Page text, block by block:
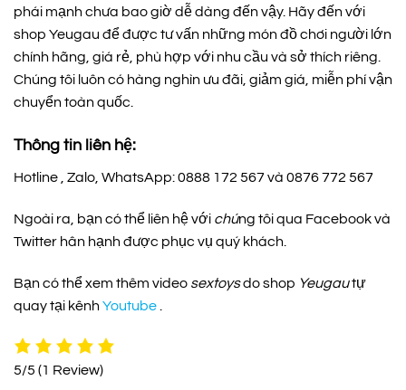
phái mạnh chưa bao giờ dễ dàng đến vậy. Hãy đến với
shop Yeugau để được tư vấn những món đồ chơi người lớn
chính hãng, giá rẻ, phù hợp với nhu cầu và sở thích riêng.
Chúng tôi luôn có hàng nghìn ưu đãi, giảm giá, miễn phí vận
chuyển toàn quốc.
Thông tin liên hệ:
Hotline , Zalo, WhatsApp: 0888 172 567 và 0876 772 567
Ngoài ra, bạn có thể liên hệ với chúng tôi qua Facebook và
Twitter hân hạnh được phục vụ quý khách.
Bạn có thể xem thêm video sextoysdo shop Yeugautự
quay tại kênhYoutube
5/5 (1 Review)